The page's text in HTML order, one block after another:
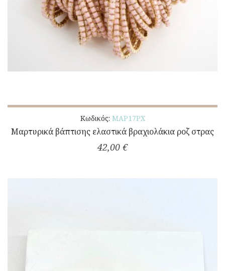
Κωδικός: ΜΑΡ17ΡΧ
Μαρτυρικά βάπτισης ελαστικά βραχιολάκια ροζ στρας
42,00 €